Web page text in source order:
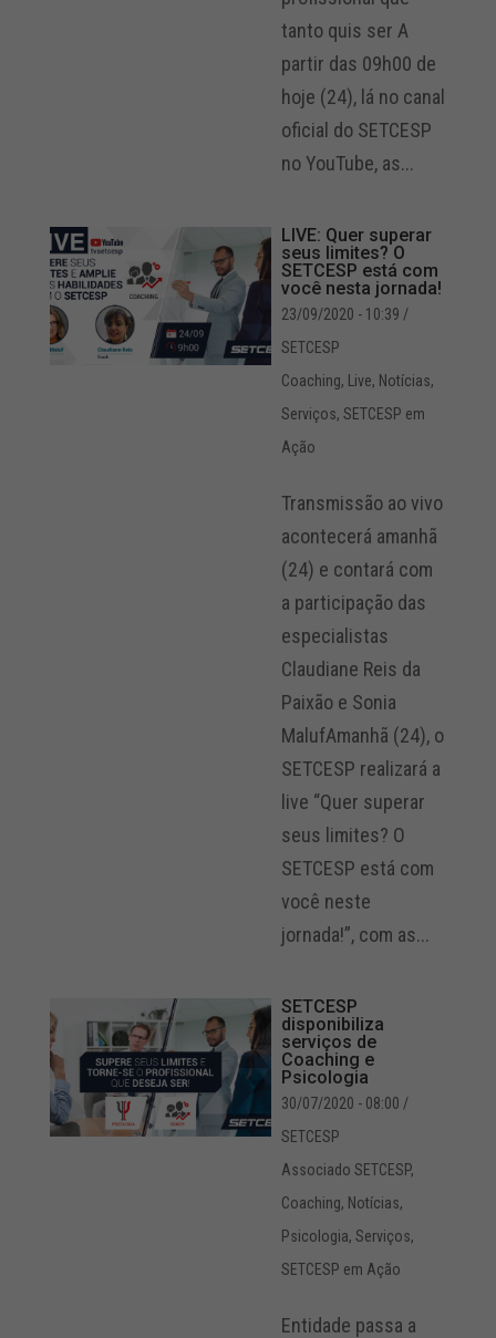
tanto quis ser A
partir das 09h00 de
hoje (24), lá no canal
oficial do SETCESP
no YouTube, as...
LIVE: Quer superar
seus limites? O
SETCESP está com
você nesta jornada!
23/09/2020 - 10:39 /
SETCESP
Coaching, Live, Notícias,
Serviços, SETCESP em
Ação
Transmissão ao vivo
acontecerá amanhã
(24) e contará com
a participação das
especialistas
Claudiane Reis da
Paixão e Sonia
MalufAmanhã (24), o
SETCESP realizará a
live “Quer superar
seus limites? O
SETCESP está com
você neste
jornada!”, com as...
SETCESP
disponibiliza
serviços de
Coaching e
Psicologia
30/07/2020 - 08:00 /
SETCESP
Associado SETCESP,
Coaching, Notícias,
Psicologia, Serviços,
SETCESP em Ação
Entidade passa a